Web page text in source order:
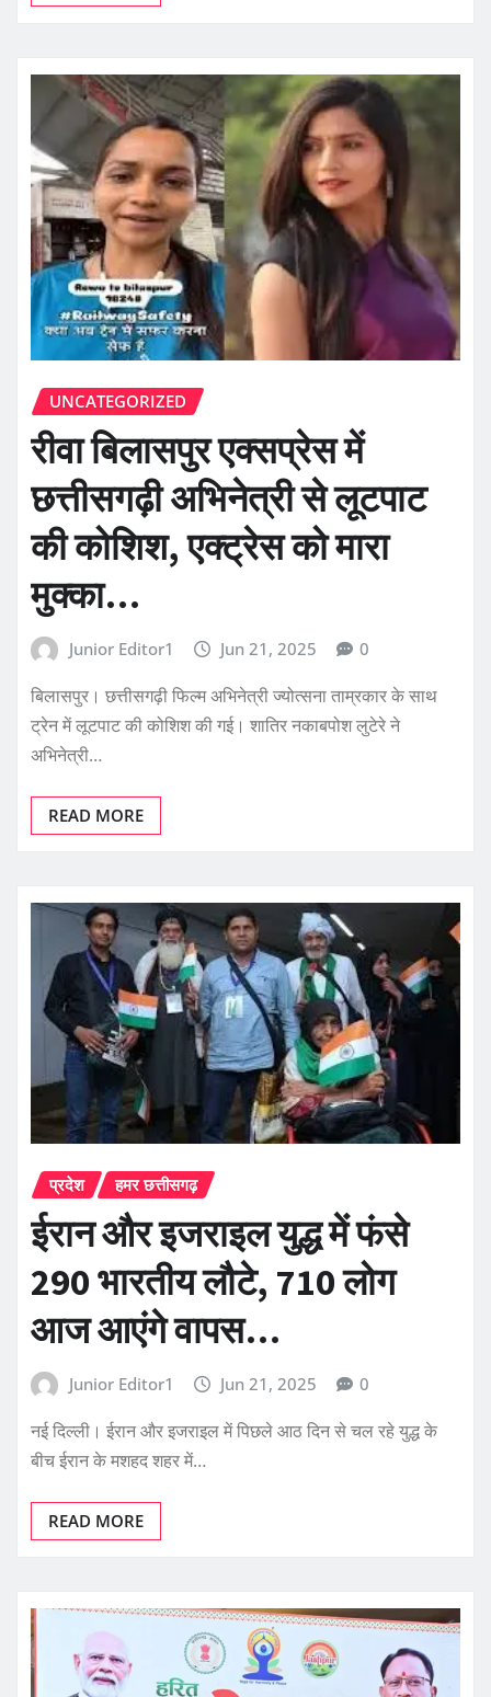
UNCATEGORIZED
रीवा बिलासपुर एक्सप्रेस में
छत्तीसगढ़ी अभिनेत्री से लूटपाट
की कोशिश, एक्ट्रेस को मारा
मुक्का…
Junior Editor1 Jun 21, 2025 0
बिलासपुर। छत्तीसगढ़ी फिल्म अभिनेत्री ज्योत्सना ताम्रकार के साथ
ट्रेन में लूटपाट की कोशिश की गई। शातिर नकाबपोश लुटेरे ने
अभिनेत्री…
READ MORE
प्रदेश हमर छत्तीसगढ़
ईरान और इजराइल युद्ध में फंसे
290 भारतीय लौटे, 710 लोग
आज आएंगे वापस…
Junior Editor1 Jun 21, 2025 0
नई दिल्ली। ईरान और इजराइल में पिछले आठ दिन से चल रहे युद्ध के
बीच ईरान के मशहद शहर में…
READ MORE